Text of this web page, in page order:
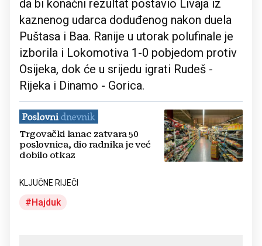
da bi konačni rezultat postavio Livaja iz
kaznenog udarca doduđenog nakon duela
Puštasa i Baa. Ranije u utorak polufinale je
izborila i Lokomotiva 1-0 pobjedom protiv
Osijeka, dok će u srijedu igrati Rudeš -
Rijeka i Dinamo - Gorica.
Trgovački lanac zatvara 50
poslovnica, dio radnika je već
dobilo otkaz
KLJUČNE RIJEČI
Hajduk